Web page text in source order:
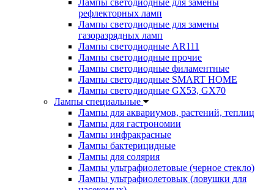
Лампы светодиодные для замены
рефлекторных ламп
Лампы светодиодные для замены
газоразрядных ламп
Лампы светодиодные AR111
Лампы светодиодные прочие
Лампы светодиодные филаментные
Лампы светодиодные SMART HOME
Лампы светодиодные GX53, GX70
Лампы специальные
Лампы для аквариумов, растений, теплиц
Лампы для гастрономии
Лампы инфракрасные
Лампы бактерицидные
Лампы для солярия
Лампы ультрафиолетовые (черное стекло)
Лампы ультрафиолетовык (ловушки для